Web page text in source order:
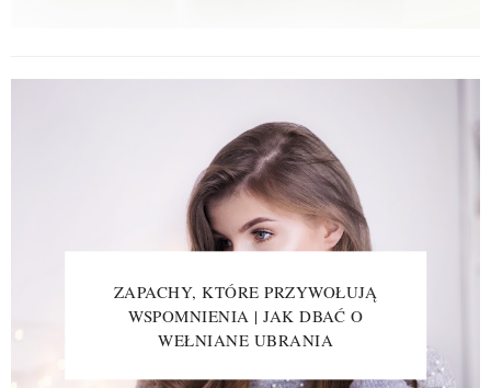
ZAPACHY, KTÓRE PRZYWOŁUJĄ
WSPOMNIENIA | JAK DBAĆ O
WEŁNIANE UBRANIA